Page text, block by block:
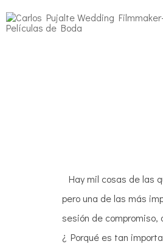
Hay mil cosas de las
pero una de las más
sesión de compromiso,
¿ Porqué es tan